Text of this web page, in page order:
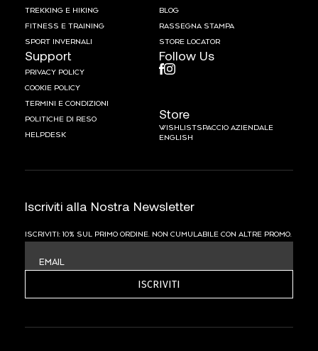
TREKKING E HIKING
FITNESS E TRAINING
SPORT INVERNALI
BLOG
RASSEGNA STAMPA
STORE LOCATOR
Support
PRIVACY POLICY
COOKIE POLICY
TERMINI E CONDIZIONI
POLITICHE DI RESO
HELPDESK
Follow Us
Store
WISHLISTSPACCIO AZIENDALE
ENGLISH
Iscriviti alla Nostra Newsletter
ISCRIVITI: 10% SUL PRIMO ORDINE. NON CUMULABILE CON ALTRE PROMO.
EMAIL